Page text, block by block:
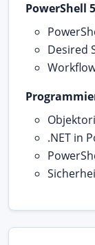
PowerShell
Desired
.NET in